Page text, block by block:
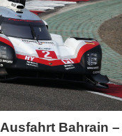
Bahrain –